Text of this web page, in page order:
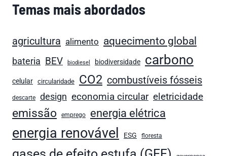
Temas mais abordados
agricultura alimento aquecimento global
bateria BEV biodiesel biodiversidade carbono
celular circularidade CO2 combustíveis fósseis
descarte design economia circular eletricidade
emissão emprego energia elétrica
energia renovável ESG floresta